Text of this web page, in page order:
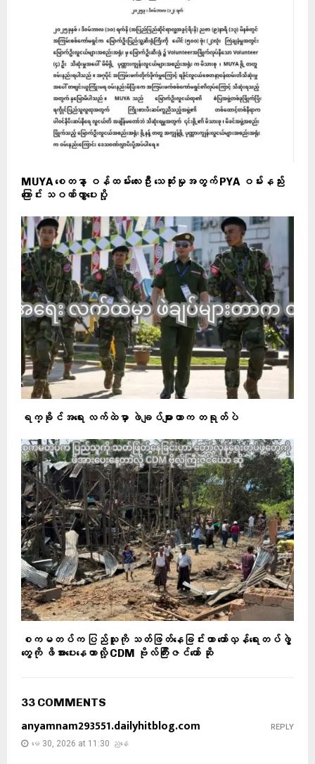
MUYA စေတနာ့ ဝန်ထမ်းလေးဦး သေဆုံးမှုအတွက် PYA ဝမ်းနည်း
ကြောင်း သဝဏ်လွှာပေးပို့
ရက္ခိုင်အရေး လက်ထဲမှာ ဖဲချပ်များတာက တရုတ်ပဲ
စကမတပ်က ပြည်သူကို သတ်ဖြတ်နေခြင်းဟာ တော်လှန်ရေးတပ်ဖွဲ့
တွေကို ဖိအားပေးနေတာလို့ CDM ဗိုလ်ကြီးဇင်ယော် ဆို
33 COMMENTS
anyamnam293551.dailyhitblog.com
မေ 30, 2026 at 11:30 ညနေ
REPLY